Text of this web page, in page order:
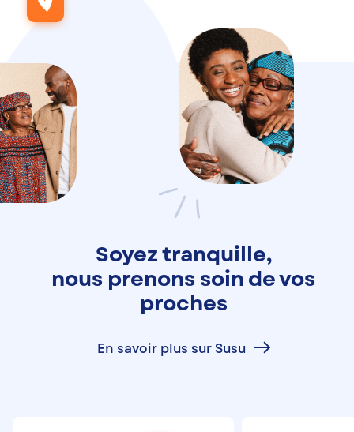
Soyez tranquille,
nous prenons soin de vos
proches
En savoir plus sur Susu